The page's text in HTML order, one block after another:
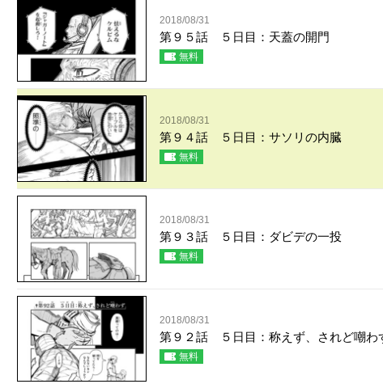
2018/08/31
第９５話 ５日目：天蓋の開門
無料
2018/08/31
第９４話 ５日目：サソリの内臓
無料
2018/08/31
第９３話 ５日目：ダビデの一投
無料
2018/08/31
第９２話 ５日目：称えず、されど嘲わ
無料